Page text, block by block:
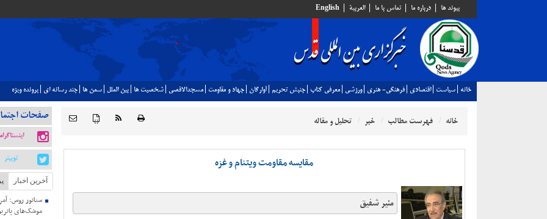
پيوند ها درباره ما تماس با ما العربية English
خانه سياست اقتصادي فرهنگي- هنري ورزشي معرفي كتاب جنبش تحريم آوارگان جهاد و مقاومت مسجدالاقصي شخصيت ها بين الملل سمن ها چند رسانه اي پرونده ويژه
{ } خانه فهرست مطالب خبر تحلیل و مقاله
مقایسه مقاومت ویتنام و غزه
منیر شفیق
صفحات
اینستاگرام
توییتر
آخرین اخبار
سناتور روس:
موشک‌های